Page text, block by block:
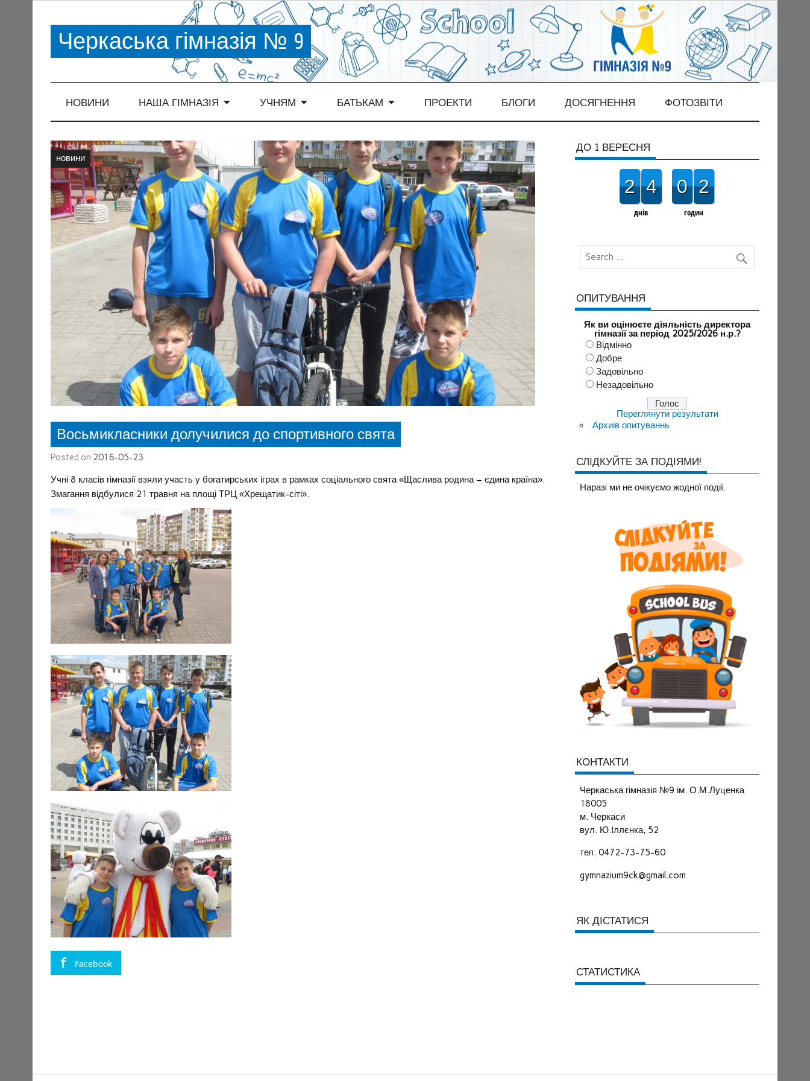
Черкаська гімназія № 9
НОВИНИ НАША ГІМНАЗІЯ УЧНЯМ БАТЬКАМ ПРОЕКТИ БЛОГИ ДОСЯГНЕННЯ ФОТОЗВІТИ
новини
Восьмикласники долучилися до спортивного свята
Posted on 2016-05-23
Учні 8 класів гімназії взяли участь у богатирських іграх в рамках соціального свята «Щаслива родина – єдина країна».
Змагання відбулися 21 травня на площі ТРЦ «Хрещатик-сіті».
Facebook
ДО 1 ВЕРЕСНЯ
2 4
днів
0 2
годин
ОПИТУВАННЯ
Як ви оцінюєте діяльність директора
гімназії за період 2025/2026 н.р.?
Відмінно
Добре
Задовільно
Незадовільно
Переглянути результати
Архиів опитуваннь
СЛІДКУЙТЕ ЗА ПОДІЯМИ!
Наразi ми не очiкуємо жодної події.
КОНТАКТИ
Черкаська гімназія №9 ім. О.М.Луценка
18005
м. Черкаси
вул. Ю.Іллєнка, 52
тел. 0472-73-75-60
gymnazium9ck@gmail.com
ЯК ДІСТАТИСЯ
СТАТИСТИКА